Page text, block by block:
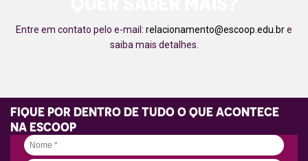
Entre em contato pelo e-mail: relacionamento@escoop.edu.bre
saiba mais detalhes.
FIQUE POR DENTRO DE TUDO O QUE ACONTECE
NA ESCOOP